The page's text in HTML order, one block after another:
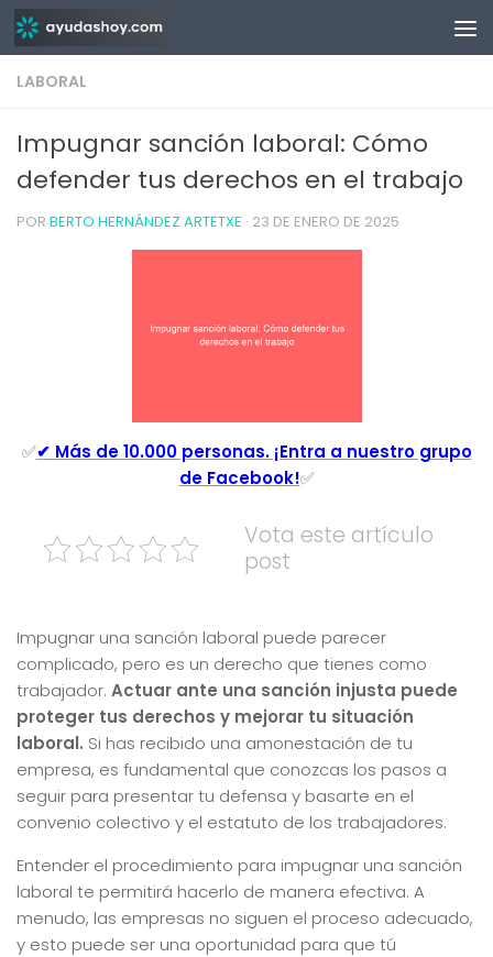
Saltar al contenido
LABORAL
Impugnar sanción laboral: Cómo
defender tus derechos en el trabajo
POR BERTO HERNÁNDEZ ARTETXE · 23 DE ENERO DE 2025
✅✔ Más de 10.000 personas. ¡Entra a nuestro grupo
de Facebook!✅
Vota este artículo
post
Impugnar una sanción laboral puede parecer
complicado, pero es un derecho que tienes como
trabajador. Actuar ante una sanción injusta puede
proteger tus derechos y mejorar tu situación
laboral. Si has recibido una amonestación de tu
empresa, es fundamental que conozcas los pasos a
seguir para presentar tu defensa y basarte en el
convenio colectivo y el estatuto de los trabajadores.
Entender el procedimiento para impugnar una sanción
laboral te permitirá hacerlo de manera efectiva. A
menudo, las empresas no siguen el proceso adecuado,
y esto puede ser una oportunidad para que tú